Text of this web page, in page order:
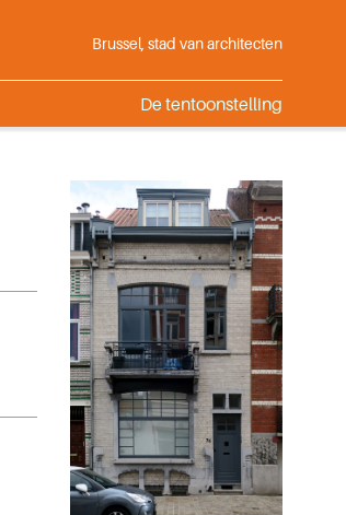
Brussel, stad van architecten
De tentoonstelling